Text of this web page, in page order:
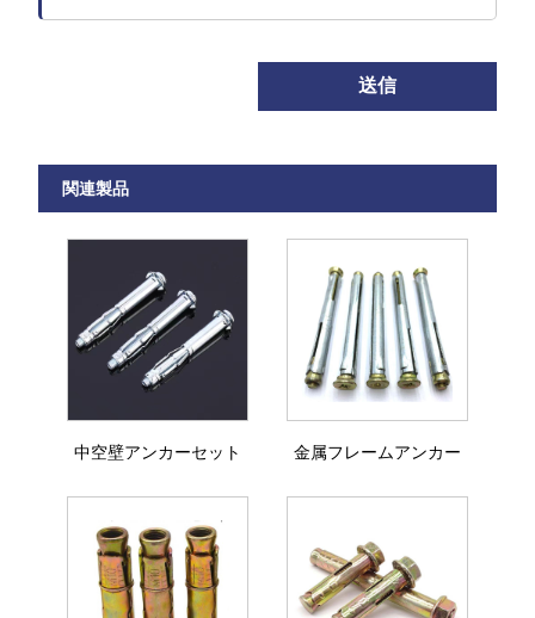
送信
関連製品
中空壁アンカーセット 金属フレームアンカー